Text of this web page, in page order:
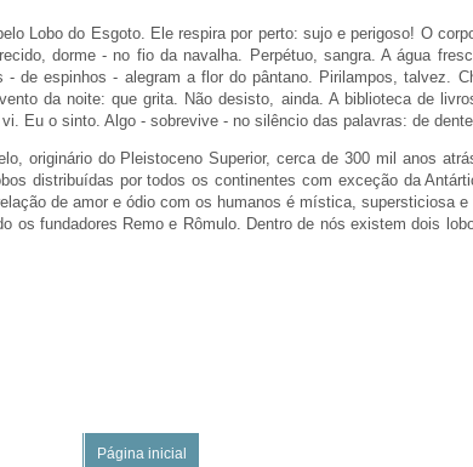
Lobo do Esgoto. Ele respira por perto: sujo e perigoso! O
dorme - no fio da navalha. Perpétuo, sangra. A água
de espinhos - alegram a flor do pântano. Pirilampos, talvez.
da noite: que grita. Não desisto, ainda. A biblioteca de
Eu o sinto. Algo - sobrevive - no silêncio das palavras: de
originário do Pleistoceno Superior, cerca de 300 mil anos
distribuídas por todos os continentes com exceção da
de amor e ódio com os humanos é mística, supersticiosa
os fundadores Remo e Rômulo. Dentro de nós existem dois
Página inicial